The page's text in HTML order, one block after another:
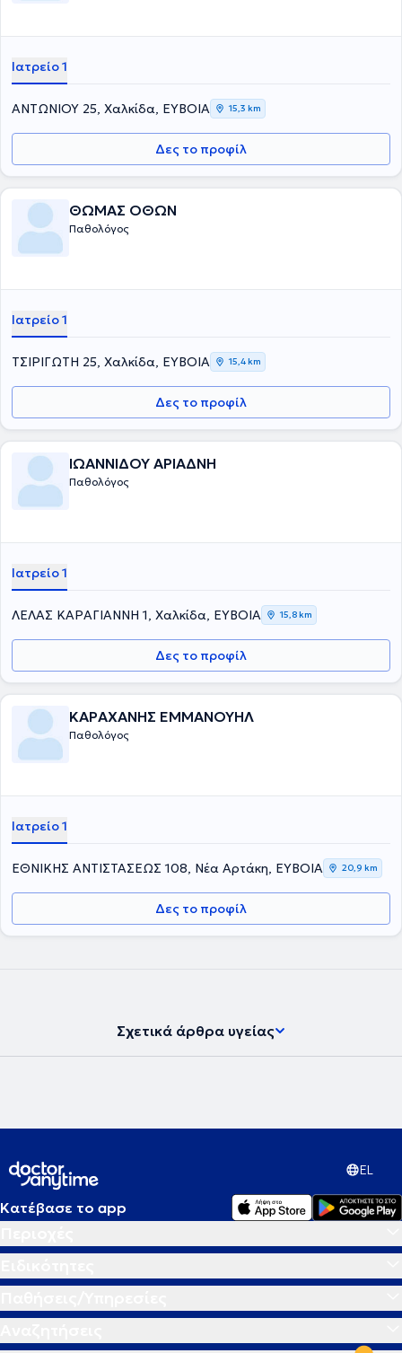
Ιατρείο 1
ΑΝΤΩΝΙΟΥ 25, Χαλκίδα, ΕΥΒΟΙΑ 15,3 km
Δες το προφίλ
ΘΩΜΑΣ ΟΘΩΝ
Παθολόγος
Ιατρείο 1
ΤΣΙΡΙΓΩΤΗ 25, Χαλκίδα, ΕΥΒΟΙΑ 15,4 km
Δες το προφίλ
ΙΩΑΝΝΙΔΟΥ ΑΡΙΑΔΝΗ
Παθολόγος
Ιατρείο 1
ΛΕΛΑΣ ΚΑΡΑΓΙΑΝΝΗ 1, Χαλκίδα, ΕΥΒΟΙΑ 15,8 km
Δες το προφίλ
ΚΑΡΑΧΑΝΗΣ ΕΜΜΑΝΟΥΗΛ
Παθολόγος
Ιατρείο 1
ΕΘΝΙΚΗΣ ΑΝΤΙΣΤΑΣΕΩΣ 108, Νέα Αρτάκη, ΕΥΒΟΙΑ 20,9 km
Δες το προφίλ
Σχετικά άρθρα υγείας
EL
Κατέβασε το app